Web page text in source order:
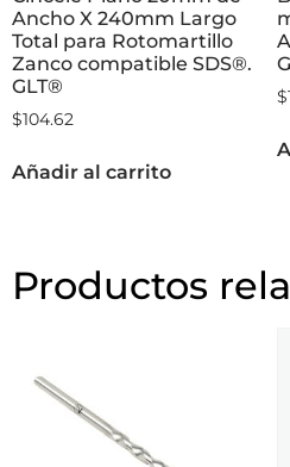
Ancho X 240mm Largo
Total para Rotomartillo
Zanco compatible SDS®.
GLT®
$104.62
Añadir al carrito
$
Productos